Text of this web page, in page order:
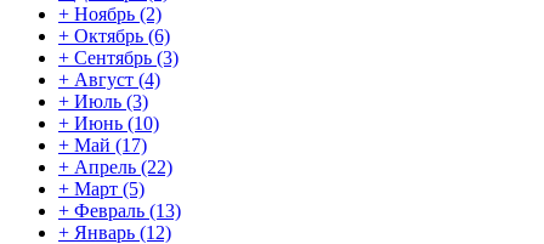
+ Ноябрь (2)
+ Октябрь (6)
+ Сентябрь (3)
+ Август (4)
+ Июль (3)
+ Июнь (10)
+ Май (17)
+ Апрель (22)
+ Март (5)
+ Февраль (13)
+ Январь (12)